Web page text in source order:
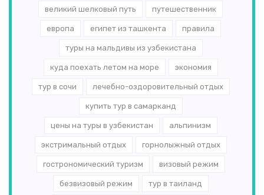
великий шелковый путь путешественник
европа египет из ташкента правила
туры на мальдивы из узбекистана
куда поехать летом на море экономия
тур в сочи лечебно-оздоровительный отдых
купить тур в самарканд
цены на туры в узбекистан альпинизм
экстримальный отдых горнолыжный отдых
гострономический туризм визовый режим
безвизовый режим тур в таиланд